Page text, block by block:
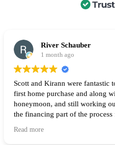
River Schauber
1 month ago
Scott and Kirann were fantastic
first home purchase and along
honeymoon, and still working
the financing part of the
Read more